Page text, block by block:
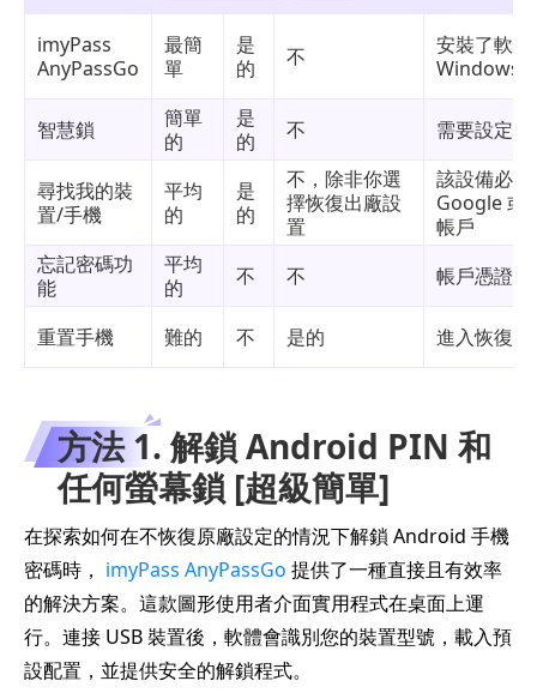
imyPass
AnyPassGo
最簡
單
是
的
不
安裝了軟體
Windows
智慧鎖
簡單
的
是
的
不 需要設定
尋找我的裝
置/手機
平均
的
是
的
不，除非你選
擇恢復出廠設
置
該設備必
Google 或
帳戶
忘記密碼功
能
平均
的
不 不 帳戶憑證
重置手機 難的 不 是的 進入恢復模
方法 1. 解鎖 Android PIN 和
任何螢幕鎖 [超級簡單]
在探索如何在不恢復原廠設定的情況下解鎖 Android 手機
密碼時， imyPass AnyPassGo 提供了一種直接且有效率
的解決方案。這款圖形使用者介面實用程式在桌面上運
行。連接 USB 裝置後，軟體會識別您的裝置型號，載入預
設配置，並提供安全的解鎖程式。